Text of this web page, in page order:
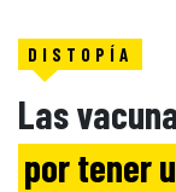
DISTOPÍA
Las
por tener